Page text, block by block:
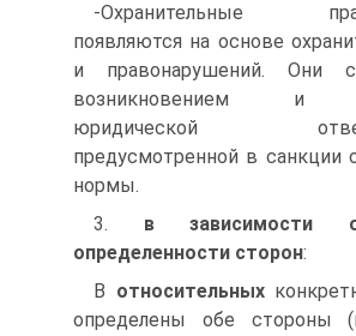
-Охранительные
появляются на основе
и правонарушений. Они
возникновением и
юридической
предусмотренной в санкции
нормы.
3. в зависимости
определенности сторон:
В относительных
определены обе стороны